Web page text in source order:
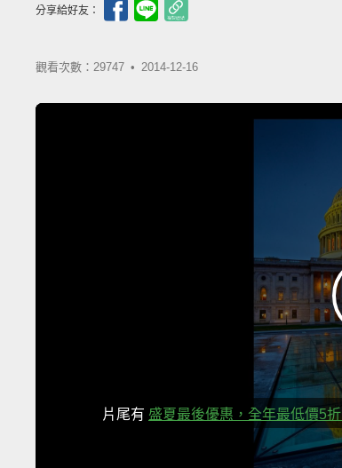
分享給好友：
觀看次數：29747 • 2014-12-16
片尾有 盛夏最後優惠，全年最低價5折